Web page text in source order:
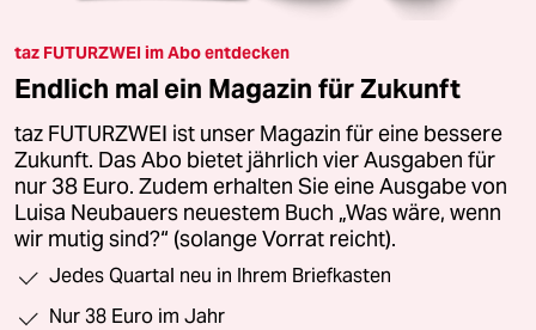
taz FUTURZWEI im Abo entdecken
Endlich mal ein Magazin für Zukunft
taz FUTURZWEI ist unser Magazin für eine bessere
Zukunft. Das Abo bietet jährlich vier Ausgaben für
nur 38 Euro. Zudem erhalten Sie eine Ausgabe von
Luisa Neubauers neuestem Buch „Was wäre, wenn
wir mutig sind?“ (solange Vorrat reicht).
Jedes Quartal neu in Ihrem Briefkasten
Nur 38 Euro im Jahr